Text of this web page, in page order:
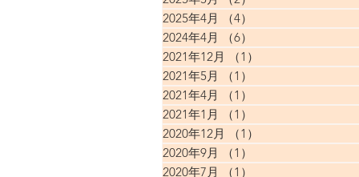
2025年4月
（4）
2024年4月
（6）
2021年12月
（1）
2021年5月
（1）
2021年4月
（1）
2021年1月
（1）
2020年12月
（1）
2020年9月
（1）
2020年7月
（1）